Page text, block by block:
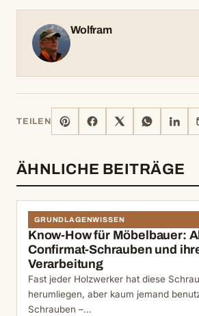
Wolfram
TEILEN
PINTERESTFACEBOOK WHATSAPP
ÄHNLICHE BEITRÄGE
GRUNDLAGENWISSEN
Know-How für Möbelbauer:
Confirmat-Schrauben und
Verarbeitung
Fast jeder Holzwerker hat diese
herumliegen, aber kaum jemand
Schrauben –…